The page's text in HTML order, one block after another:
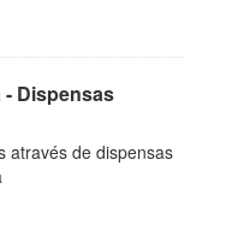
Dispensas
através de dispensas